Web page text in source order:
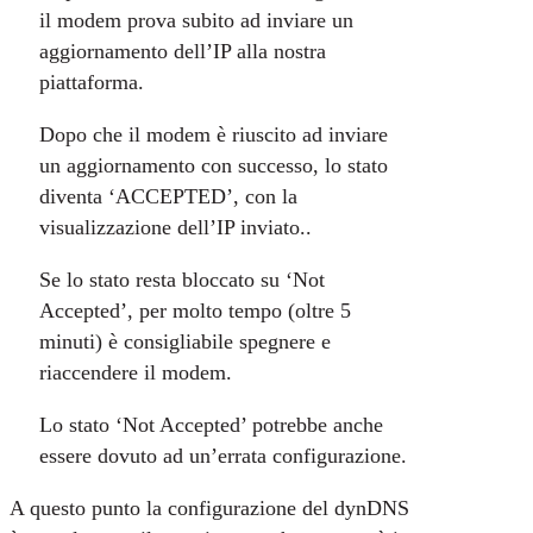
il modem prova subito ad inviare un
aggiornamento dell’IP alla nostra
piattaforma.
Dopo che il modem è riuscito ad inviare
un aggiornamento con successo, lo stato
diventa ‘ACCEPTED’, con la
visualizzazione dell’IP inviato..
Se lo stato resta bloccato su ‘Not
Accepted’, per molto tempo (oltre 5
minuti) è consigliabile spegnere e
riaccendere il modem.
Lo stato ‘Not Accepted’ potrebbe anche
essere dovuto ad un’errata configurazione.
A questo punto la configurazione del dynDNS